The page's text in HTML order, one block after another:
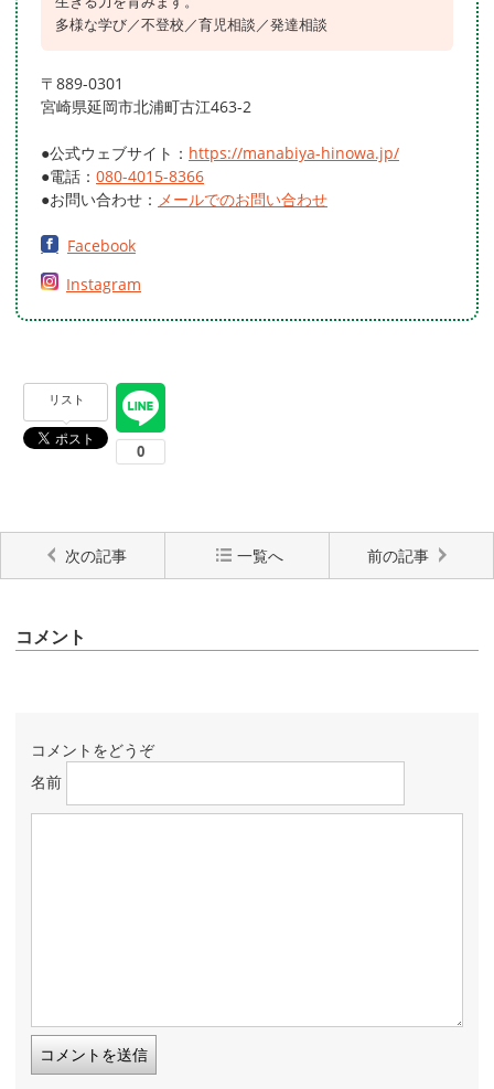
多様な学び／不登校／育児相談／発達相談
〒889-0301
宮崎県延岡市北浦町古江463-2
●公式ウェブサイト： https://manabiya-hinowa.jp/
●電話： 080-4015-8366
●お問い合わせ： メールでのお問い合わせ
Facebook
Instagram
リスト
次の記事 一覧へ 前の記事
コメント
コメントをどうぞ
名前